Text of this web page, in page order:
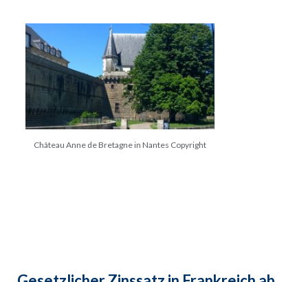
Château Anne de Bretagne in Nantes Copyright